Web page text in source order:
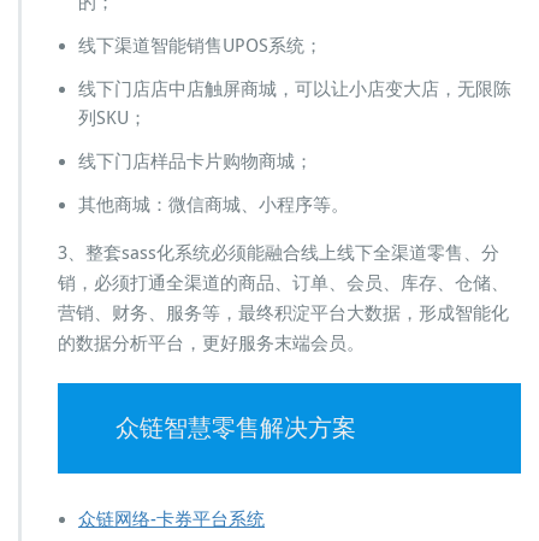
线下渠道智能销售UPOS系统；
线下门店店中店触屏商城，可以让小店变大店，无限陈
列SKU；
线下门店样品卡片购物商城；
其他商城：微信商城、小程序等。
3、整套sass化系统必须能融合线上线下全渠道零售、分
销，必须打通全渠道的商品、订单、会员、库存、仓储、
营销、财务、服务等，最终积淀平台大数据，形成智能化
的数据分析平台，更好服务末端会员。
众链智慧零售解决方案
众链网络-卡券平台系统